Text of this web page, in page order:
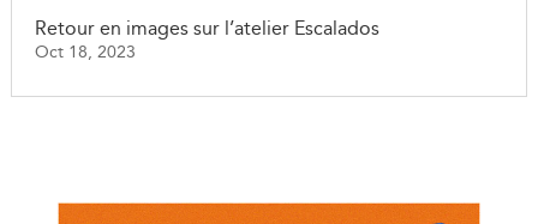
Retour en images sur l’atelier Escalados
Oct 18, 2023